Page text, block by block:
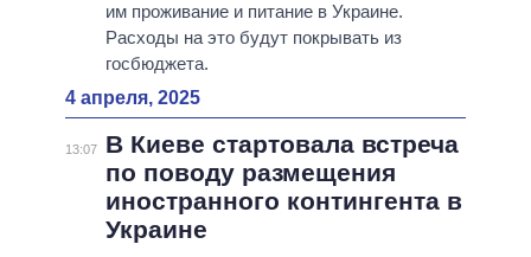
им проживание и питание в Украине.
Расходы на это будут покрывать из
госбюджета.
4 апреля, 2025
13:07
В Киеве стартовала встреча
по поводу размещения
иностранного контингента в
Украине